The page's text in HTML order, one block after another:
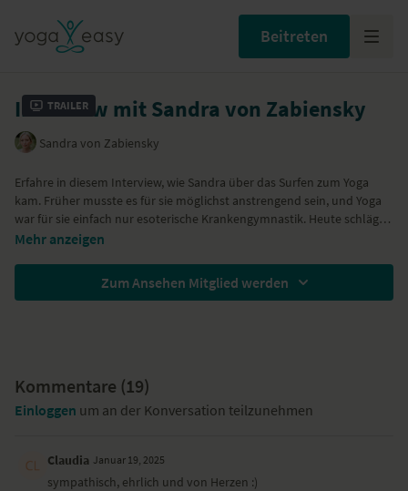
Beitreten
Trailer
Interview mit Sandra von Zabiensky
Sandra von Zabiensky
Erfahre in diesem Interview, wie Sandra über das Surfen zum Yoga
kam. Früher musste es für sie möglichst anstrengend sein, und Yoga
war für sie einfach nur esoterische Krankengymnastik. Heute schlägt
ihr Herz für das Anusara Yoga, die Tantra-Philosophie und die
Mehr anzeigen
Zum Ansehen Mitglied werden
Kommentare (19)
Einloggen um an der Konversation teilzunehmen
Claudia Januar 19, 2025
sympathisch, ehrlich und von Herzen :)